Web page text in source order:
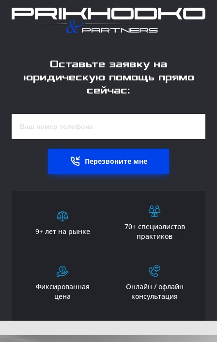
Оставьте заявку на
юридическую помощь прямо
сейчас:
Перезвоните мне
9+ лет на рынке
70+ специалистов
практиков
Фиксированная
цена
Онлайн / офлайн
консультация